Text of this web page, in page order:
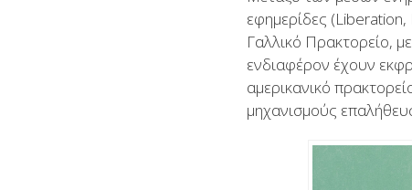
εφημερίδες (Liberation,
Γαλλικό Πρακτορείο,
ενδιαφέρον έχουν
αμερικανικό
μηχανισμούς